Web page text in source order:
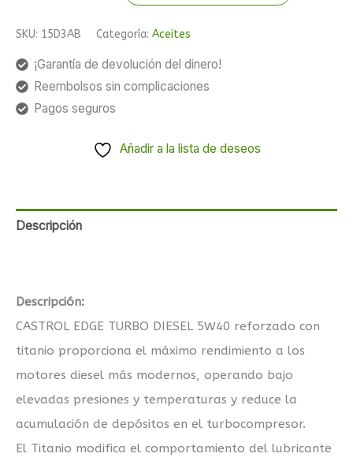
SKU: 15D3AB Categoría: Aceites
¡Garantía de devolución del dinero!
Reembolsos sin complicaciones
Pagos seguros
Añadir a la lista de deseos
Descripción
Descripción:
CASTROL EDGE TURBO DIESEL 5W40 reforzado con
titanio proporciona el máximo rendimiento a los
motores diesel más modernos, operando bajo
elevadas presiones y temperaturas y reduce la
acumulación de depósitos en el turbocompresor.
El Titanio modifica el comportamiento del lubricante